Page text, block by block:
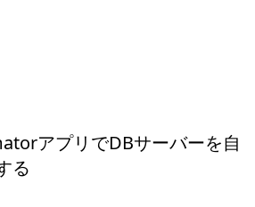
アプリでDBサーバーを自
る